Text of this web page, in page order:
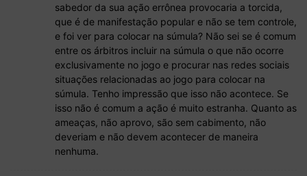
sabedor da sua ação errônea provocaria a torcida,
que é de manifestação popular e não se tem controle,
e foi ver para colocar na súmula? Não sei se é comum
entre os árbitros incluir na súmula o que não ocorre
exclusivamente no jogo e procurar nas redes sociais
situações relacionadas ao jogo para colocar na
súmula. Tenho impressão que isso não acontece. Se
isso não é comum a ação é muito estranha. Quanto as
ameaças, não aprovo, são sem cabimento, não
deveriam e não devem acontecer de maneira
nenhuma.